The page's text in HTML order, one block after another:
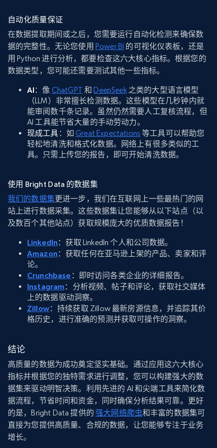
自动化质量保证
在数据提取期间或之后，您需要运行自动化检测来确保数
据的完整性。无论您使用 Power BI 的可视化仪表板，还是
用 Python 进行分析，都要检查这六大核心指标。根据您的
数据类型，您可能还需要测试其他一些指标。
AI：像 ChatGPT 和 DeepSeek之类的大型语言模型
（LLM）非常擅长检测数据。这些模型在几秒钟内就
能审阅数千条记录。虽然仍然需要人工复核流程，但
AI 工具能节省大量的手动劳动力。
现成工具 ：如Great Expectations 等工具可以帮助您
轻松地清洗和格式化数据。网络上有很多类似的工
具。只需上传您的报告，即可开始清洗数据。
使用 Bright Data 的数据集
我们的数据集更进一步，我们在互联网上一些最热门的网
站上进行数据采集。这些数据集让您能够从以下站点（以
及数百个其他站点）获取规模庞大的优质数据报告！
LinkedIn：获取 LinkedIn 个人和公司数据。
Amazon：获取任何在亚马逊上架的产品、卖家和评
论。
Crunchbase ：即时访问各类企业的详细报告。
Instagram ：分析视频、帖子和评论，获取社交媒体
上的数据驱动洞察。
Zillow：持续获取 Zillow 最新房源信息，并追踪其价
格历史，进行准确的预测并获取可操作的洞察。
结论
高质量的数据为成功奠定坚实基础。通过应用这六大核心
指标并根据您的独特需求进行调整，您可以构建强大的数
据集来驱动明智决策。利用先进的 AI 和尖端工具来简化数
据流程，节省时间和资金，同时确保分析结果可靠。更好
的是，Bright Data 提供的强大网络爬虫和丰富的数据集可
直接为您提供高质量、合规的数据，让您能够专注于业务
增长。